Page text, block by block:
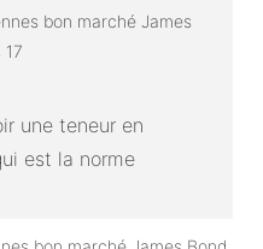
une teneur en
est la norme